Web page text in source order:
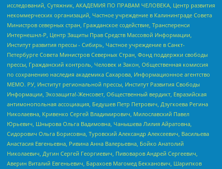
исследований, Сутяжник, АКАДЕМИЯ ПО ПРАВАМ ЧЕЛОВЕКА, Центр развития
некоммерческих организаций, Частное учреждение в Калининграде Совета
Министров северных стран, Гражданское содействие, Трансперенси
Интернешнл-Р, Центр Защиты Прав Средств Массовой Информации,
Институт развития прессы - Сибирь, Частное учреждение в Санкт-
Петербурге Совета Министров Северных Стран, Фонд поддержки свободы
прессы, Гражданский контроль, Человек и Закон, Общественная комиссия
по сохранению наследия академика Сахарова, Информационное агентство
МЕМО. РУ, Институт региональной прессы, Институт Развития Свободы
Информации, Экозащита!-Женсовет, Общественный вердикт, Евразийская
антимонопольная ассоциация, Бедушев Петр Петрович, Дзугкоева Регина
Николаевна, Кривенко Сергей Владимирович, Милославский Павел
Юрьевич, Шнырова Ольга Вадимовна, Чанышева Лилия Айратовна,
Сидорович Ольга Борисовна, Туровский Александр Алексеевич, Васильева
Анастасия Евгеньевна, Ривина Анна Валерьевна, Бойко Анатолий
Николаевич, Дугин Сергей Георгиевич, Пивоваров Андрей Сергеевич,
Аверин Виталий Евгеньевич, Барахоев Магомед Бекханович, Шарипков